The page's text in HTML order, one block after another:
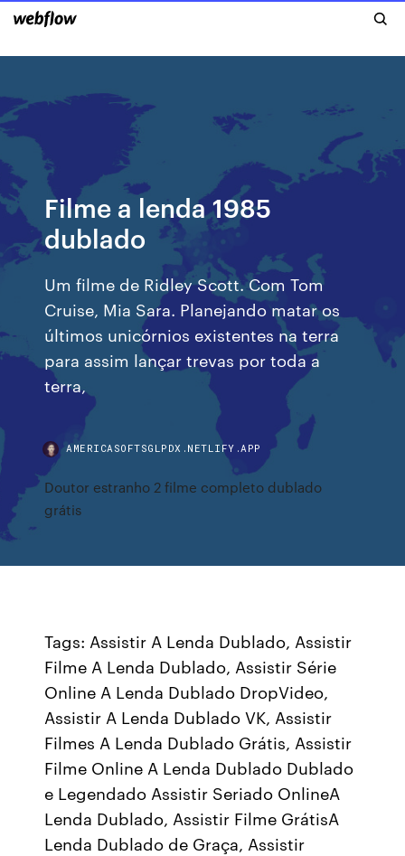
Filme a lenda 1985
dublado
Um filme de Ridley Scott. Com Tom
Cruise, Mia Sara. Planejando matar os
últimos unicórnios existentes na terra
para assim lançar trevas por toda a
terra,
AMERICASOFTSGLPDX.NETLIFY.APP
Doutor estranho 2 filme completo dublado
grátis
Tags: Assistir A Lenda Dublado, Assistir
Filme A Lenda Dublado, Assistir Série
Online A Lenda Dublado DropVideo,
Assistir A Lenda Dublado VK, Assistir
Filmes A Lenda Dublado Grátis, Assistir
Filme Online A Lenda Dublado Dublado
e Legendado Assistir Seriado OnlineA
Lenda Dublado, Assistir Filme GrátisA
Lenda Dublado de Graça, Assistir